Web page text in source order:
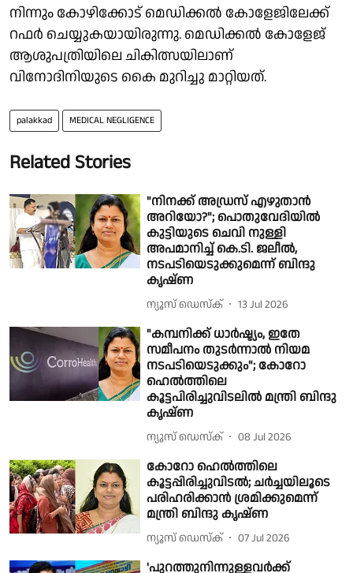
നിന്നും കോഴിക്കോട് മെഡിക്കൽ കോളേജിലേക്ക്
റഫർ ചെയ്യുകയായിരുന്നു. മെഡിക്കൽ കോളേജ്
ആശുപത്രിയിലെ ചികിത്സയിലാണ്
വിനോദിനിയുടെ കൈ മുറിച്ചു മാറ്റിയത്.
palakkad MEDICAL NEGLIGENCE
Related Stories
"നിനക്ക് അഡ്രസ് എഴുതാൻ
അറിയോ?"; പൊതുവേദിയിൽ
കുട്ടിയുടെ ചെവി നുള്ളി
അപമാനിച്ച് കെ.ടി. ജലീൽ,
നടപടിയെടുക്കുമെന്ന് ബിന്ദു
കൃഷ്ണ
ന്യൂസ് ഡെസ്ക് 13 Jul 2026
"കമ്പനിക്ക് ധാർഷ്ട്യം, ഇതേ
സമീപനം തുടർന്നാൽ നിയമ
നടപടിയെടുക്കും"; കോറോ
ഹെൽത്തിലെ
കൂട്ടപിരിച്ചുവിടലിൽ മന്ത്രി ബിന്ദു
കൃഷ്ണ
ന്യൂസ് ഡെസ്ക് 08 Jul 2026
കോറോ ഹെൽത്തിലെ
കൂട്ടപ്പിരിച്ചുവിടൽ; ചർച്ചയിലൂടെ
പരിഹരിക്കാൻ ശ്രമിക്കുമെന്ന്
മന്ത്രി ബിന്ദു കൃഷ്ണ
ന്യൂസ് ഡെസ്ക് 07 Jul 2026
'പുറത്തുനിന്നുള്ളവർക്ക്